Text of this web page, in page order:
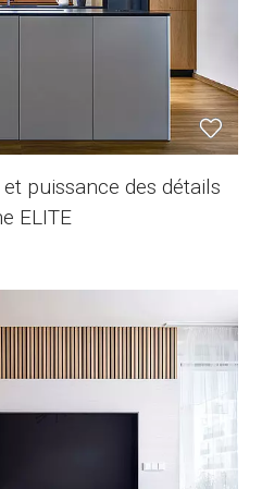
puissance des détails
ELITE